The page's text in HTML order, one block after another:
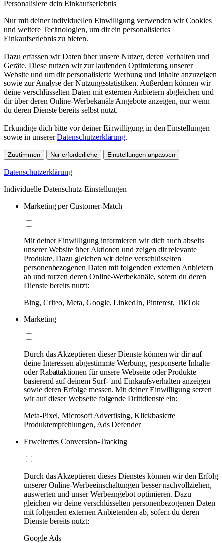
Personalisiere dein Einkaufserlebnis
Nur mit deiner individuellen Einwilligung verwenden wir Cookies
und weitere Technologien, um dir ein personalisiertes
Einkaufserlebnis zu bieten.
Dazu erfassen wir Daten über unsere Nutzer, deren Verhalten und
Geräte. Diese nutzen wir zur laufenden Optimierung unserer
Website und um dir personalisierte Werbung und Inhalte anzuzeigen
sowie zur Analyse der Nutzungsstatistiken. Außerdem können wir
deine verschlüsselten Daten mit externen Anbietern abgleichen und
dir über deren Online-Werbekanäle Angebote anzeigen, nur wenn
du deren Dienste bereits selbst nutzt.
Erkundige dich bitte vor deiner Einwilligung in den Einstellungen
sowie in unsererDatenschutzerklärung.
Zustimmen Nur erforderliche Einstellungen anpassen
Datenschutzerklärung
Individuelle Datenschutz-Einstellungen
Marketing per Customer-Match
Mit deiner Einwilligung informieren wir dich auch abseits
unserer Website über Aktionen und zeigen dir relevante
Produkte. Dazu gleichen wir deine verschlüsselten
personenbezogenen Daten mit folgenden externen Anbietern
ab und nutzen deren Online-Werbekanäle, sofern du deren
Dienste bereits nutzt:
Bing, Criteo, Meta, Google, LinkedIn, Pinterest, TikTok
Marketing
Durch das Akzeptieren dieser Dienste können wir dir auf
deine Interessen abgestimmte Werbung, gesponserte Inhalte
oder Rabattaktionen für unsere Webseite oder Produkte
basierend auf deinem Surf- und Einkaufsverhalten anzeigen
sowie deren Erfolge messen. Mit deiner Einwilligung setzen
wir auf dieser Webseite folgende Drittdienste ein:
Meta-Pixel, Microsoft Advertising, Klickbasierte
Produktempfehlungen, Ads Defender
Erweitertes Conversion-Tracking
Durch das Akzeptieren dieses Dienstes können wir den Erfolg
unserer Online-Werbeeinschaltungen besser nachvollziehen,
auswerten und unser Werbeangebot optimieren. Dazu
gleichen wir deine verschlüsselten personenbezogenen Daten
mit folgenden externen Anbietenden ab, sofern du deren
Dienste bereits nutzt:
Google Ads